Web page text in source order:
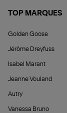
TOP MARQUES
Golden Goose
Jérôme Dreyfuss
Isabel Marant
Jeanne Vouland
Autry
Vanessa Bruno